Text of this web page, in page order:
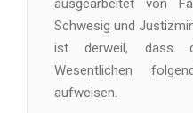
ausgearbeitet von
Schwesig und
ist derweil, dass
Wesentlichen
aufweisen.